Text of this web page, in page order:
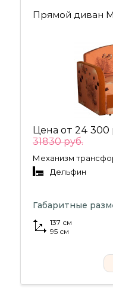
Прямой диван
Цена от 24 300
31830 руб.
Механизм
Дельфин
Габаритные
137 см
95 см